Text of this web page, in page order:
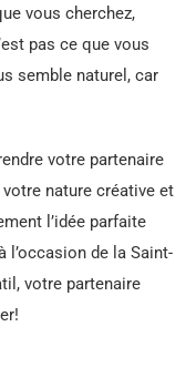
vous cherchez,
pas ce que vous
semble naturel, car
votre partenaire
nature créative et
l’idée parfaite
l’occasion de la Saint-
votre partenaire